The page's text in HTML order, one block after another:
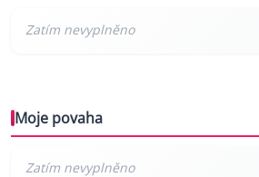
Moje povaha